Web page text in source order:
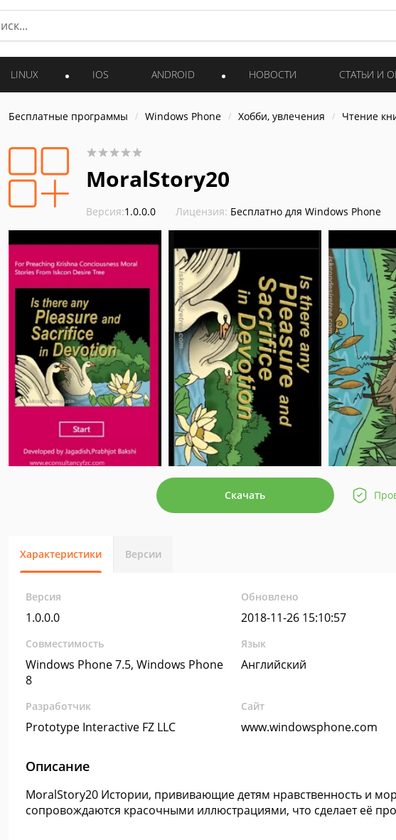
LINUX IOS ANDROID НОВОСТИ СТАТЬИ И
Бесплатные программы Windows Phone Хобби, увлечения Чтение
MoralStory20
Версия:1.0.0.0 Лицензия: Бесплатно для Windows Phone
Скачать
Характеристики Версии
Версия
1.0.0.0
Обновлено
2018-11-26 15:10:57
Совместимость
Windows Phone 7.5, Windows Phone
8
Язык
Английский
Разработчик
Prototype Interactive FZ LLC
Сайт
www.windowsphone.com
Описание
MoralStory20 Истории, прививающие детям нравственность и
сопровождаются красочными иллюстрациями, что сделает её